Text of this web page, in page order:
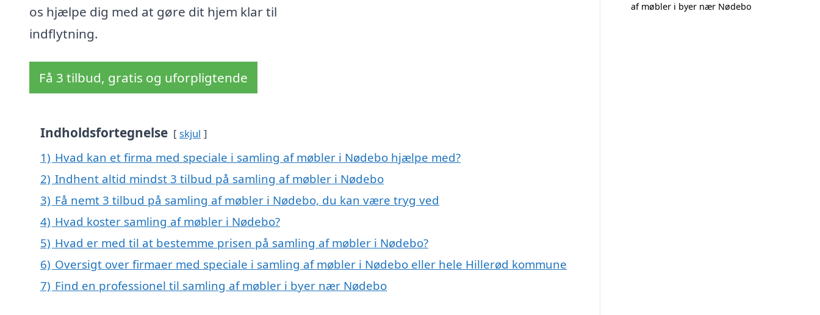
os hjælpe dig med at gøre dit hjem klar til
indflytning.
Få 3 tilbud, gratis og uforpligtende
Indholdsfortegnelse skjul
1) Hvad kan et firma med speciale i samling af møbler i Nødebo hjælpe med?
2) Indhent altid mindst 3 tilbud på samling af møbler i Nødebo
3) Få nemt 3 tilbud på samling af møbler i Nødebo, du kan være tryg ved
4) Hvad koster samling af møbler i Nødebo?
5) Hvad er med til at bestemme prisen på samling af møbler i Nødebo?
6) Oversigt over firmaer med speciale i samling af møbler i Nødebo eller hele Hillerød kommune
7) Find en professionel til samling af møbler i byer nær Nødebo
af møbler i byer nær Nødebo